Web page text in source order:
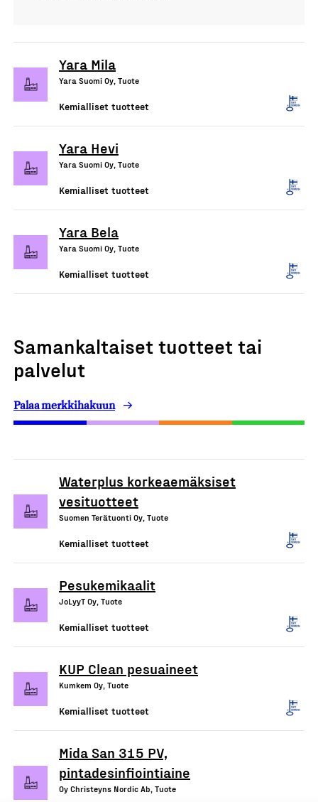
Yara Mila
Yara Suomi Oy, Tuote
Kemialliset tuotteet
Yara Hevi
Yara Suomi Oy, Tuote
Kemialliset tuotteet
Yara Bela
Yara Suomi Oy, Tuote
Kemialliset tuotteet
Samankaltaiset tuotteet tai
palvelut
Palaa merkkihakuun
Waterplus korkeaemäksiset
vesituotteet
Suomen Terätuonti Oy, Tuote
Kemialliset tuotteet
Pesukemikaalit
JoLyyT Oy, Tuote
Kemialliset tuotteet
KUP Clean pesuaineet
Kumkem Oy, Tuote
Kemialliset tuotteet
Mida San 315 PV,
pintadesinfiointiaine
Oy Christeyns Nordic Ab, Tuote